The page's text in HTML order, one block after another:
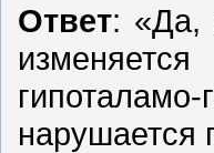
Ответ: «Да,
нарушается